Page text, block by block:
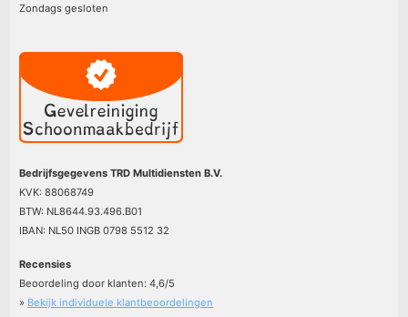
Zondags gesloten
Bedrijfsgegevens TRD Multidiensten B.V.
KVK: 88068749
BTW: NL8644.93.496.B01
IBAN: NL50 INGB 0798 5512 32
Recensies
Beoordeling door klanten:4,6/5
» Bekijk individuele klantbeoordelingen